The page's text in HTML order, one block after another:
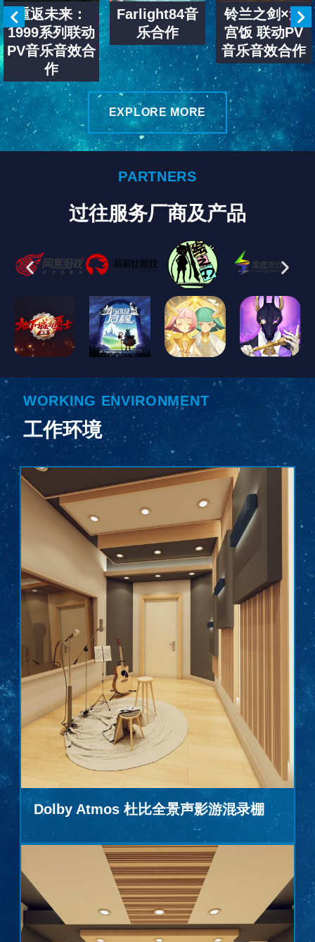
重返未来：
1999系列联动
PV音乐音效合
作
Farlight84音
乐合作
铃兰之剑×迷
宫饭 联动PV
音乐音效合作
EXPLORE MORE
PARTNERS
过往服务厂商及产品
WORKING ENVIRONMENT
工作环境
Dolby Atmos 杜比全景声影游混录棚